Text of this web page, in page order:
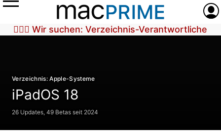
Menü
🕵🏼‍♀️ Wir suchen: Verzeichnis-Verantwortliche
Verzeichnis: Apple-Systeme
iPadOS 18
26 Updates, 49 Betas seit 2024